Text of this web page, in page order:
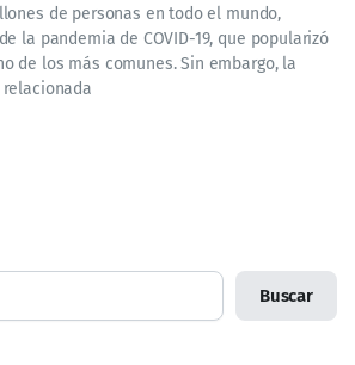
de personas en todo el mundo,
la pandemia de COVID-19, que popularizó
de los más comunes. Sin embargo, la
Buscar